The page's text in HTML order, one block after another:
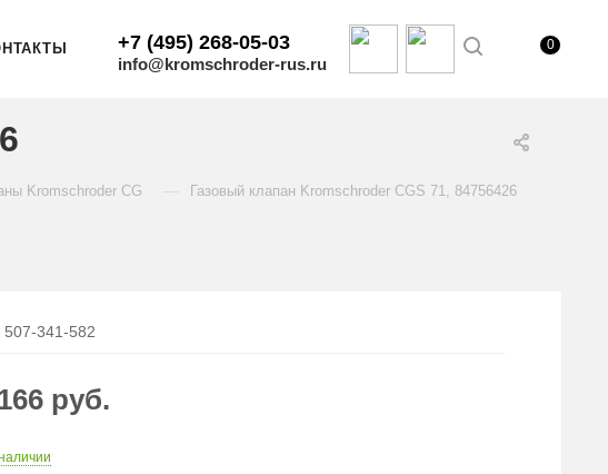
+7 (495) 268-05-03
info@kromschroder-rus.ru
0
Kromschroder CG Газовый клапан Kromschroder CGS 71, 84756426
507-341-582
руб.